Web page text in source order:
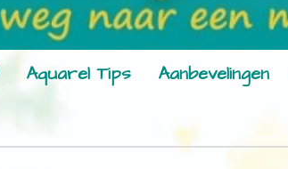
Aquarel Tips Aanbevelingen